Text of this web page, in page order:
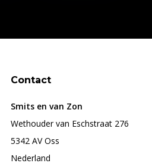
Contact
Smits en van Zon
Wethouder van Eschstraat 276
5342 AV Oss
Nederland